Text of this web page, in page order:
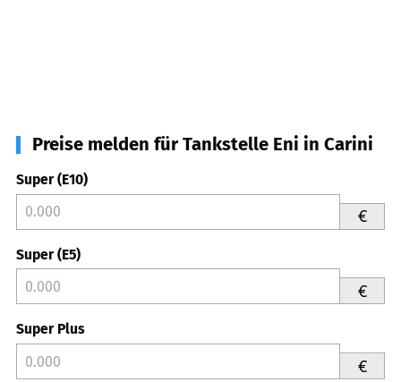
Preise melden für Tankstelle Eni in Carini
Super (E10)
€
Super (E5)
€
Super Plus
€